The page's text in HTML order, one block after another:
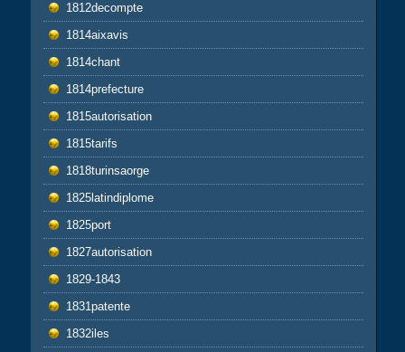
1812decompte
1814aixavis
1814chant
1814prefecture
1815autorisation
1815tarifs
1818turinsaorge
1825latindiplome
1825port
1827autorisation
1829-1843
1831patente
1832iles